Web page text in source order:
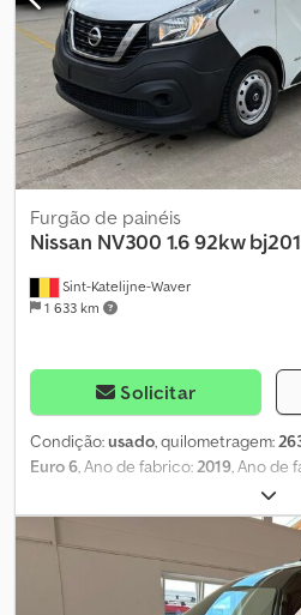
Sint-Katelijne-Waver
1 633 km
Furgão de painéis
Nissan NV300 1.6 92kw
Solicitar
Condição:usado, quilometragem:
Euro 6 , Ano de fabrico: 2019 , Ano de